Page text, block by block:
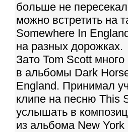
больше не
можно встретить на
Somewhere In
на разных дорожках.
Зато Tom Scott
в альбомы Dark
England. Принимал
клипе на песню This
услышать в
из альбома New